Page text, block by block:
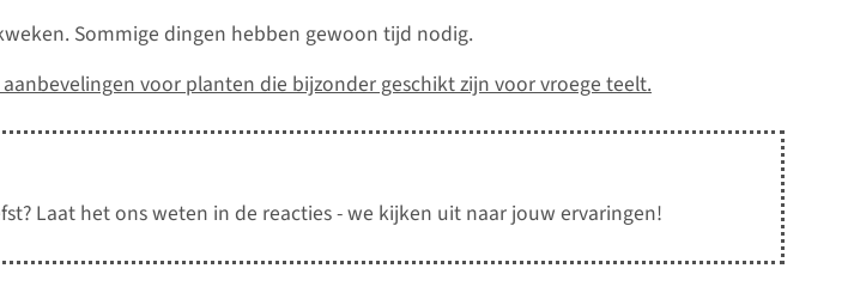
Sommige dingen hebben gewoon tijd nodig.
voor planten die bijzonder geschikt zijn voor vroege teelt.
Laat het ons weten in de reacties - we kijken uit naar jouw ervaringen!